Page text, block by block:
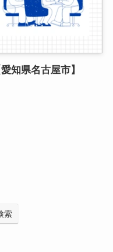
知県名古屋市】
索